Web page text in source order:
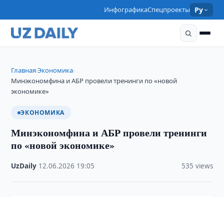
ИнфографикаСпецпроекты Ру
Главная›Экономика›
Минэкономфина и АБР провели тренинги по «новой
экономике»
ЭКОНОМИКА
Минэкономфина и АБР провели тренинги
по «новой экономике»
UzDaily 12.06.2026 19:05 535 views